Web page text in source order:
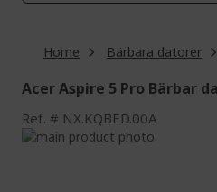
Home Bärbara datorer
Acer Aspire 5 Pro Bärbar
Ref. NX.KQBED.00A
Skip